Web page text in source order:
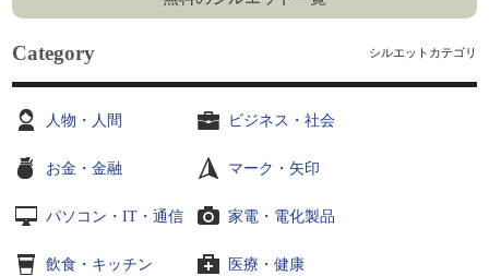
Category シルエットカテゴリ
人物・人間 ビジネス・社会
お金・金融 マーク・矢印
パソコン・IT・通信 家電・電化製品
飲食・キッチン 医療・健康